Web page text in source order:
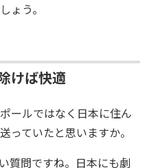
ょう。
けば快適
ールではなく日本に住ん
っていたと思いますか。
質問ですね。日本にも劇